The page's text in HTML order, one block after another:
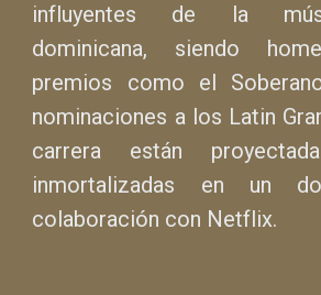
influyentes de la
dominicana, siendo
premios como el
nominaciones a los Latin
carrera están
inmortalizadas en un
colaboración con Netflix.